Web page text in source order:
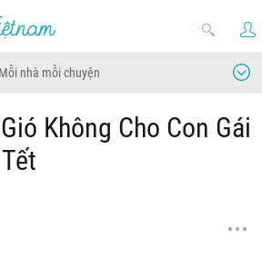
Mỗi nhà mỗi chuyện
Không Cho Con Gái